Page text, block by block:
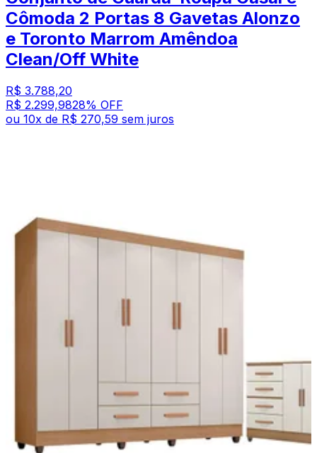
Cômoda 2 Portas 8 Gavetas Alonzo
e Toronto Marrom Amêndoa
Clean/Off White
R$ 3.788,20
R$ 2.299,9828% OFF
ou 10x de R$ 270,59 sem juros